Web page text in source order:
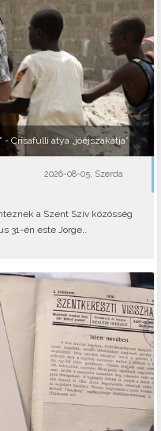
- Crisafulli atya „jóéjszakátja”
2026-08-05, Szerda
a Szent Szív közösség
31-én este Jorge..